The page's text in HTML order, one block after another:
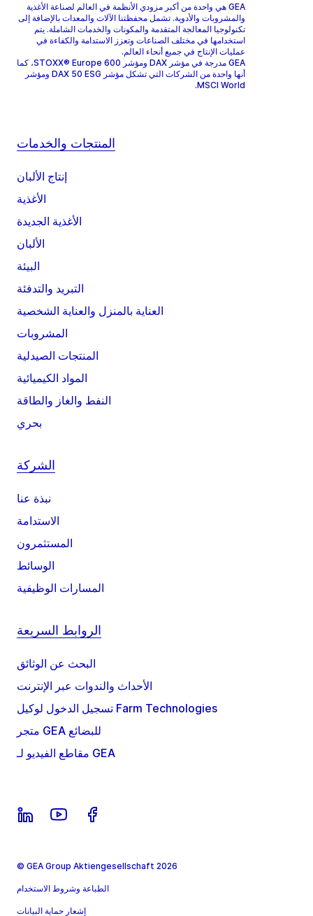
GEA هي واحدة من أكبر مزودي الأنظمة في العالم لصناعة الأغذية
والمشروبات والأدوية. تشمل محفظتنا الآلات والمعدات بالإضافة إلى
تكنولوجيا المعالجة المتقدمة والمكونات والخدمات الشاملة. يتم
استخدامها في مختلف الصناعات وتعزز الاستدامة والكفاءة في
عمليات الإنتاج في جميع أنحاء العالم.
GEA مدرجة في مؤشر DAX ومؤشر STOXX® Europe 600، كما
أنها واحدة من الشركات التي تشكل مؤشر DAX 50 ESG ومؤشر
MSCI World.
المنتجات والخدمات
إنتاج الألبان
الأغذية
الأغذية الجديدة
الألبان
البيئة
التبريد والتدفئة
العناية بالمنزل والعناية الشخصية
المشروبات
المنتجات الصيدلية
المواد الكيميائية
النفط والغاز والطاقة
بحري
الشركة
نبذة عنا
الاستدامة
المستثمرون
الوسائط
المسارات الوظيفية
الروابط السريعة
البحث عن الوثائق
الأحداث والندوات عبر الإنترنت
تسجيل الدخول لوكيل Farm Technologies
متجر GEA للبضائع
مقاطع الفيديو لـ GEA
© GEA Group Aktiengesellschaft 2026
الطباعة وشروط الاستخدام
إشعار حماية البيانات